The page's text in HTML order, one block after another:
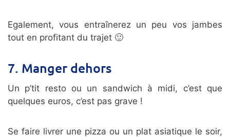
Egalement, vous entraînerez un peu vos jambes
tout en profitant du trajet 🙂
7. Manger dehors
Un p’tit resto ou un sandwich à midi, c’est que
quelques euros, c’est pas grave !
Se faire livrer une pizza ou un plat asiatique le soir,